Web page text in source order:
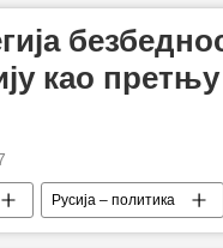
као претњу
Русија – политика
национална безбедност